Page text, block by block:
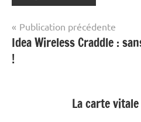
Navigation
de
l’article
Publication précédente
Idea Wireless Craddle :
!
La carte